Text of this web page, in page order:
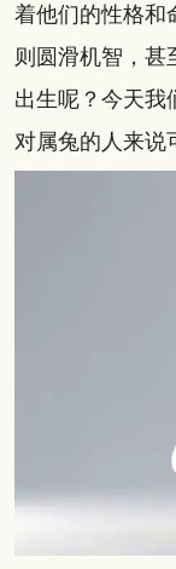
着他们的性格和
则圆滑机智，甚
出生呢？今天我
对属兔的人来说